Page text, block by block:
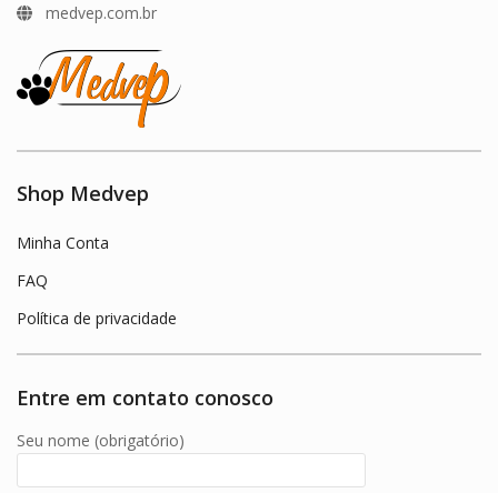
medvep.com.br
Shop Medvep
Minha Conta
FAQ
Política de privacidade
Entre em contato conosco
Seu nome (obrigatório)